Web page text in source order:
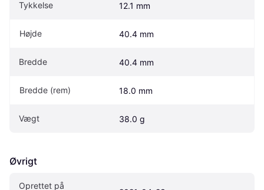
Tykkelse 12.1 mm
Højde 40.4 mm
Bredde 40.4 mm
Bredde (rem) 18.0 mm
Vægt 38.0 g
Øvrigt
Oprettet på